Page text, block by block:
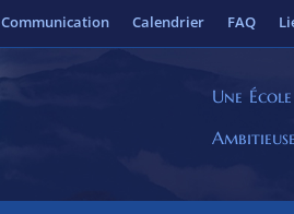
Communication Calendrier FAQ
Une
Ambitieuse